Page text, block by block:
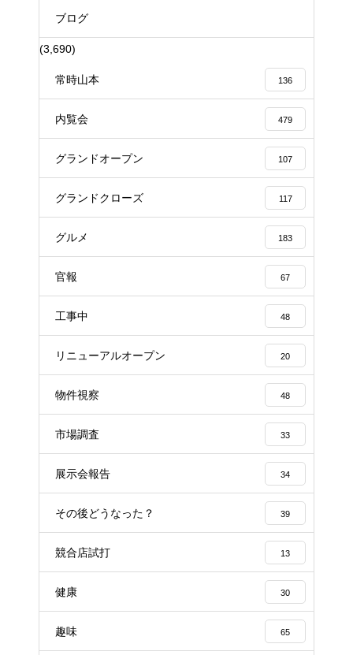
ブログ
(3,690)
常時山本 136
内覧会 479
グランドオープン 107
グランドクローズ 117
グルメ 183
官報 67
工事中 48
リニューアルオープン 20
物件視察 48
市場調査 33
展示会報告 34
その後どうなった？ 39
競合店試打 13
健康 30
趣味 65